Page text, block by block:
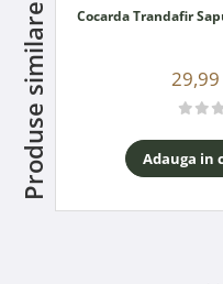
Produse similare 29,99
Adauga in